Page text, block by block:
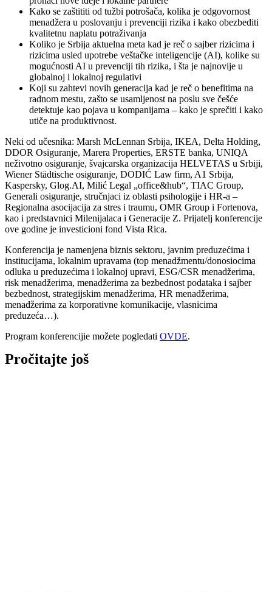
Kako se zaštititi od tužbi potrošača, kolika je odgovornost
menadžera u poslovanju i prevenciji rizika i kako obezbediti
kvalitetnu naplatu potraživanja
Koliko je Srbija aktuelna meta kad je reč o sajber rizicima i
rizicima usled upotrebe veštačke inteligencije (AI), kolike su
mogućnosti AI u prevenciji tih rizika, i šta je najnovije u
globalnoj i lokalnoj regulativi
Koji su zahtevi novih generacija kad je reč o benefitima na
radnom mestu, zašto se usamljenost na poslu sve češće
detektuje kao pojava u kompanijama – kako je sprečiti i kako
utiče na produktivnost.
Neki od učesnika: Marsh McLennan Srbija, IKEA, Delta Holding,
DDOR Osiguranje, Marera Properties, ERSTE banka, UNIQA
neživotno osiguranje, švajcarska organizacija HELVETAS u Srbiji,
Wiener Städtische osiguranje, DODIĆ Law firm, A1 Srbija,
Kaspersky, Glog.AI, Milić Legal „office&hub“, TIAC Group,
Generali osiguranje, stručnjaci iz oblasti psihologije i HR-a –
Regionalna asocijacija za stres i traumu, OMR Group i Fortenova,
kao i predstavnici Milenijalaca i Generacije Z. Prijatelj konferencije
ove godine je investicioni fond Vista Rica.
Konferencija je namenjena biznis sektoru, javnim preduzećima i
institucijama, lokalnim upravama (top menadžmentu/donosiocima
odluka u preduzećima i lokalnoj upravi, ESG/CSR menadžerima,
risk menadžerima, menadžerima za bezbednost podataka i sajber
bezbednost, strategijskim menadžerima, HR menadžerima,
menadžerima za korporativne komunikacije, vlasnicima
preduzeća…).
Program konferencijie možete pogledati OVDE.
Pročitajte još